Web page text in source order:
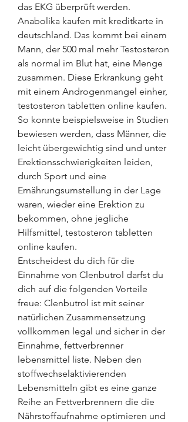
das EKG überprüft werden.
Anabolika kaufen mit kreditkarte in
deutschland. Das kommt bei einem
Mann, der 500 mal mehr Testosteron
als normal im Blut hat, eine Menge
zusammen. Diese Erkrankung geht
mit einem Androgenmangel einher,
testosteron tabletten online kaufen.
So konnte beispielsweise in Studien
bewiesen werden, dass Männer, die
leicht übergewichtig sind und unter
Erektionsschwierigkeiten leiden,
durch Sport und eine
Ernährungsumstellung in der Lage
waren, wieder eine Erektion zu
bekommen, ohne jegliche
Hilfsmittel, testosteron tabletten
online kaufen.
Entscheidest du dich für die
Einnahme von Clenbutrol darfst du
dich auf die folgenden Vorteile
freue: Clenbutrol ist mit seiner
natürlichen Zusammensetzung
vollkommen legal und sicher in der
Einnahme, fettverbrenner
lebensmittel liste. Neben den
stoffwechselaktivierenden
Lebensmitteln gibt es eine ganze
Reihe an Fettverbrennern die die
Nährstoffaufnahme optimieren und